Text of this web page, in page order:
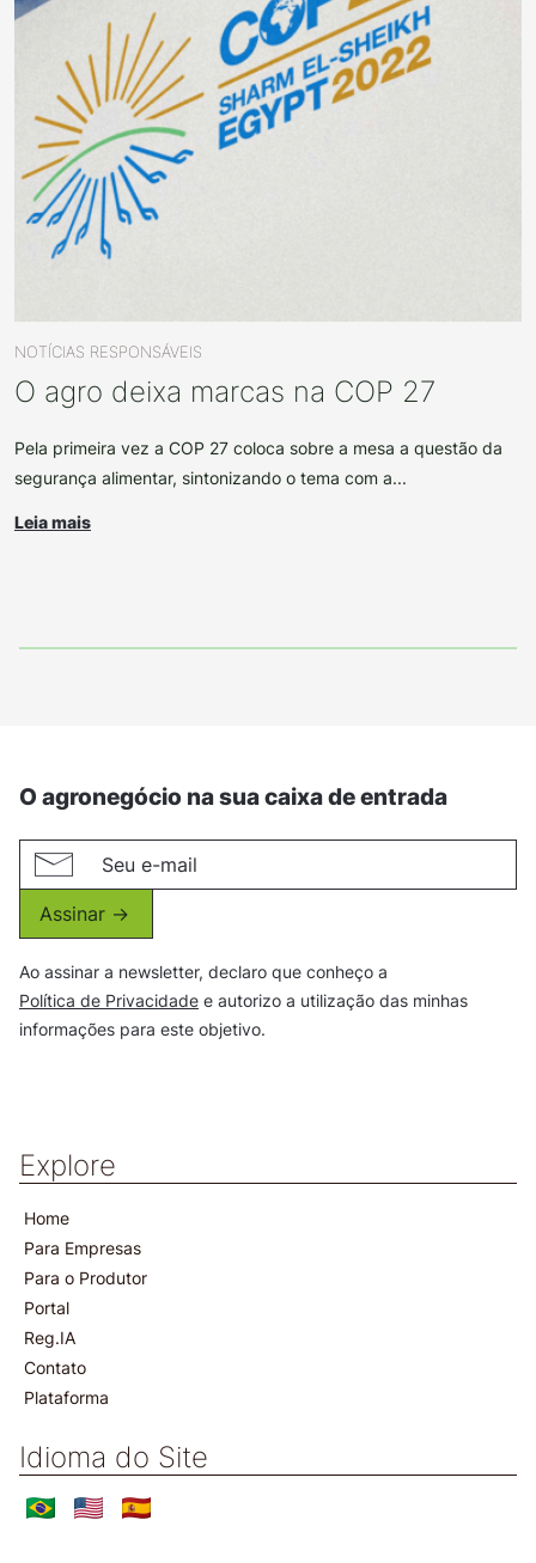
NOTÍCIAS RESPONSÁVEIS
O agro deixa marcas na COP 27
Pela primeira vez a COP 27 coloca sobre a mesa a questão da
segurança alimentar, sintonizando o tema com a...
Leia mais
Explore
Home
Para Empresas
Para o Produtor
Portal
Reg.IA
Contato
Plataforma
Idioma do Site
O agronegócio na sua caixa de entrada
Assinar ->
Ao assinar a newsletter, declaro que conheço a
Política de Privacidade e autorizo a utilização das minhas
informações para este objetivo.